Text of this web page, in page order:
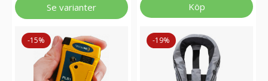
Se varianter Köp
-15% -19%